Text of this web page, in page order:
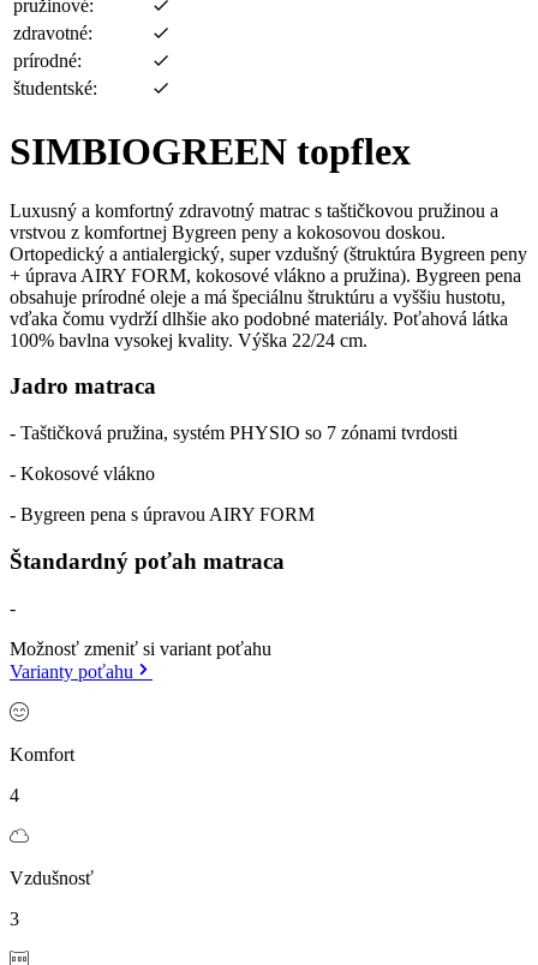
pružinové:
zdravotné:
prírodné:
študentské:
SIMBIOGREEN topflex
Luxusný a komfortný zdravotný matrac s taštičkovou pružinou a
vrstvou z komfortnej Bygreen peny a kokosovou doskou.
Ortopedický a antialergický, super vzdušný (štruktúra Bygreen peny
+ úprava AIRY FORM, kokosové vlákno a pružina). Bygreen pena
obsahuje prírodné oleje a má špeciálnu štruktúru a vyššiu hustotu,
vďaka čomu vydrží dlhšie ako podobné materiály. Poťahová látka
100% bavlna vysokej kvality. Výška 22/24 cm.
Jadro matraca
- Taštičková pružina, systém PHYSIO so 7 zónami tvrdosti
- Kokosové vlákno
- Bygreen pena s úpravou AIRY FORM
Štandardný poťah matraca
-
Možnosť zmeniť si variant poťahu
Varianty poťahu
Komfort
4
Vzdušnosť
3